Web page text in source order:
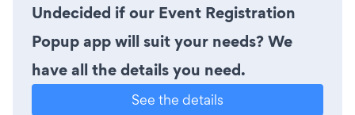
Undecided if our Event Registration
Popup app will suit your needs? We
have all the details you need.
See the details